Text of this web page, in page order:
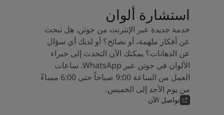
استشارة ألوان
خدمة جديدة عبر الإنترنت من جوتن. هل تبحث
عن أفكار ملهمة، أو نصائح؟ أو لديك أي سؤال
عن الدهانات؟ يمكنك الآن التحدث إلى خبراء
الألوان في جوتن عبر WhatsApp. ساعات
العمل من الساعة 9:00 صباحاً حتى 6:00 مساءً
من يوم الأحد إلى الخميس.
تواصل الآن